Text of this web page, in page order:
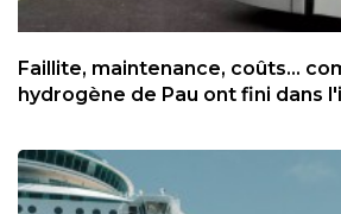
Faillite, maintenance, coûts...
hydrogène de Pau ont fini dans